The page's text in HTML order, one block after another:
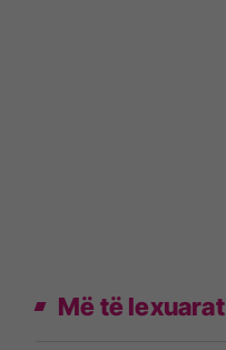
Më të lexuarat